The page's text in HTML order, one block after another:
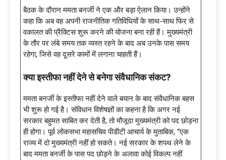
बैठक के दौरान ममता बनर्जी ने एक और बड़ा ऐलान किया। उन्होंने
कहा कि अब वह अपनी राजनीतिक गतिविधियों के साथ-साथ फिर से
वकालत की प्रैक्टिस शुरू करने की योजना बना रही हैं। मुख्यमंत्री
के तौर पर लंबे समय तक व्यस्त रहने के बाद अब उनके पास समय
रहेगा, जिसे वह दूसरे कामों में लगाना चाहती हैं।
क्या इस्तीफा नहीं देने से बनेगा संवैधानिक संकट?
ममता बनर्जी के इस्तीफा नहीं देने वाले बयान के बाद संवैधानिक बहस
भी शुरू हो गई है। संविधान विशेषज्ञों का कहना है कि अगर नई
सरकार बहुमत साबित कर देती है, तो मौजूदा मुख्यमंत्री को पद छोड़ना
ही होगा। पूर्व लोकसभा महासचिव पीडीटी आचार्य के मुताबिक, “एक
राज्य में दो मुख्यमंत्री नहीं हो सकते। नई सरकार के शपथ लेने के
बाद ममता बनर्जी के पास पद छोड़ने के अलावा कोई विकल्प नहीं